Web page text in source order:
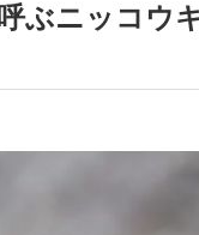
ぶニッコウ